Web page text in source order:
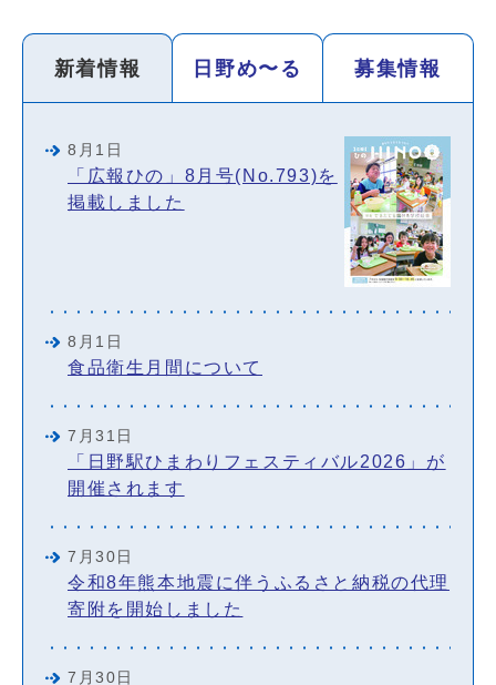
新着情報 日野め〜る 募集情報
8月1日
「広報ひの」8月号(No.793)を
掲載しました
8月1日
食品衛生月間について
7月31日
「日野駅ひまわりフェスティバル2026」が
開催されます
7月30日
令和8年熊本地震に伴うふるさと納税の代理
寄附を開始しました
7月30日